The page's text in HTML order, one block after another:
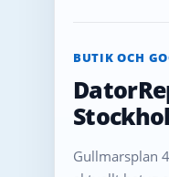
BUTIK OCH
Gullmarsplan